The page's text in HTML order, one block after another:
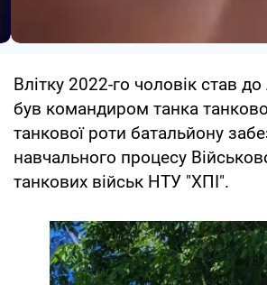
Влітку 2022-го чоловік став
був командиром танка
танкової роти батальйону
навчального процесу
танкових військ НТУ "ХПІ".